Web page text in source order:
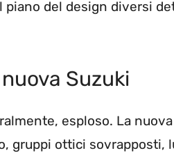
piano del design diversi
Suzuki
esploso. La
gruppi ottici sovrapposti,